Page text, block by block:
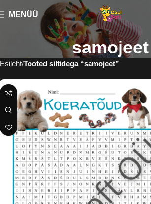
MENÜÜ
samojeet
Esileht Tooted siltidega “samojeet”